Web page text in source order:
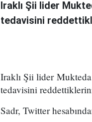
Iraklı Şii lider
tedavisini
Iraklı Şii lider
tedavisini
Sadr, Twitter